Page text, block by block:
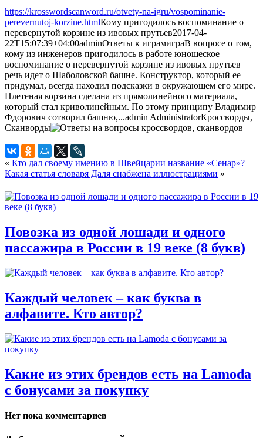
https://krosswordscanword.ru/otvety-na-igru/vospominanie-
perevernutoj-korzine.htmlКому пригодилось воспоминание о
перевернутой корзине из ивовых прутьев2017-04-
22T15:07:39+04:00adminОтветы к играмиграВ вопросе о том,
кому из инженеров пригодилось в работе юношеское
воспоминание о перевернутой корзине из ивовых прутьев
речь идет о Шаболовской башне. Конструктор, который ее
придумал, всегда находил подсказки в окружающем его мире.
Плетеная корзина сделана из прямолинейного материала,
который стал криволинейным. По этому принципу Владимир
Фдорович сотворил башню,...admin AdministratorКроссворды,
Сканворды
« Кто дал своему имению в Швейцарии название «Сенар»?
Какая статья словаря Даля снабжена иллюстрациями »
Повозка из одной лошади и одного
пассажира в России в 19 веке (8 букв)
Каждый человек – как буква в
алфавите. Кто автор?
Какие из этих брендов есть на Lamoda
с бонусами за покупку
Нет пока комментариев